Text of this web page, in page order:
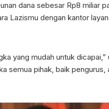
dana sebesar Rp8 miliar
Lazismu dengan kantor
yang mudah untuk
semua pihak, baik